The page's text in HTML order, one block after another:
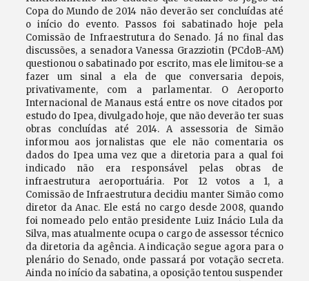
Copa do Mundo de 2014 não deverão ser concluídas até
o início do evento. Passos foi sabatinado hoje pela
Comissão de Infraestrutura do Senado. Já no final das
discussões, a senadora Vanessa Grazziotin (PCdoB-AM)
questionou o sabatinado por escrito, mas ele limitou-se a
fazer um sinal a ela de que conversaria depois,
privativamente, com a parlamentar. O Aeroporto
Internacional de Manaus está entre os nove citados por
estudo do Ipea, divulgado hoje, que não deverão ter suas
obras concluídas até 2014. A assessoria de Simão
informou aos jornalistas que ele não comentaria os
dados do Ipea uma vez que a diretoria para a qual foi
indicado não era responsável pelas obras de
infraestrutura aeroportuária. Por 12 votos a 1, a
Comissão de Infraestrutura decidiu manter Simão como
diretor da Anac. Ele está no cargo desde 2008, quando
foi nomeado pelo então presidente Luiz Inácio Lula da
Silva, mas atualmente ocupa o cargo de assessor técnico
da diretoria da agência. A indicação segue agora para o
plenário do Senado, onde passará por votação secreta.
Ainda no início da sabatina, a oposição tentou suspender